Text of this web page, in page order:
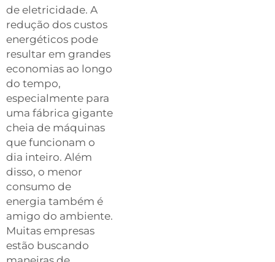
de eletricidade. A
redução dos custos
energéticos pode
resultar em grandes
economias ao longo
do tempo,
especialmente para
uma fábrica gigante
cheia de máquinas
que funcionam o
dia inteiro. Além
disso, o menor
consumo de
energia também é
amigo do ambiente.
Muitas empresas
estão buscando